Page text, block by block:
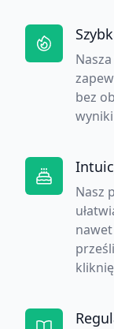
bez
Nasz